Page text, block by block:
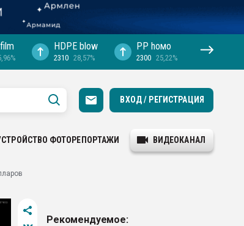
HDPE blow
2310 28,57%
PP hомо
2300 25,22%
ВХОД / РЕГИСТРАЦИЯ
ФОТОРЕПОРТАЖИ ВИДЕОКАНАЛ
Рекомендуемое: